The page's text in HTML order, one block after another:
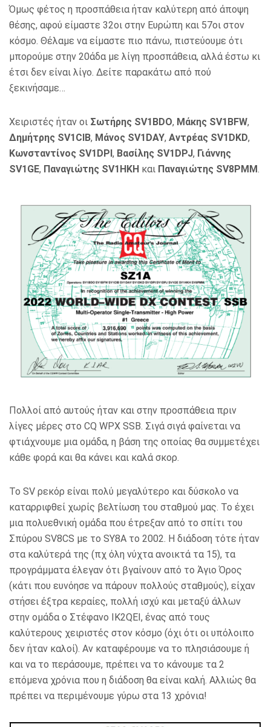
Όμως φέτος η προσπάθεια ήταν καλύτερη από άποψη
θέσης, αφού είμαστε 32οι στην Ευρώπη και 57οι στον
κόσμο. Θέλαμε να είμαστε πιο πάνω, πιστεύουμε ότι
μπορούμε στην 20άδα με λίγη προσπάθεια, αλλά έστω κι
έτσι δεν είναι λίγο. Δείτε παρακάτω από πού
ξεκινήσαμε…
Χειριστές ήταν οι Σωτήρης SV1BDO, Μάκης SV1BFW,
Δημήτρης SV1CIB, Μάνος SV1DAY, Αντρέας SV1DKD,
Κωνσταντίνος SV1DPI, Βασίλης SV1DPJ, Γιάννης
SV1GE, Παναγιώτης SV1HKH και Παναγιώτης SV8PMM.
Πολλοί από αυτούς ήταν και στην προσπάθεια πριν
λίγες μέρες στο CQ WPX SSB. Σιγά σιγά φαίνεται να
φτιάχνουμε μια ομάδα, η βάση της οποίας θα συμμετέχει
κάθε φορά και θα κάνει και καλά σκορ.
Το SV ρεκόρ είναι πολύ μεγαλύτερο και δύσκολο να
καταρριφθεί χωρίς βελτίωση του σταθμού μας. Το έχει
μια πολυεθνική ομάδα που έτρεξαν από το σπίτι του
Σπύρου SV8CS με το SY8A το 2002. Η διάδοση τότε ήταν
στα καλύτερά της (πχ όλη νύχτα ανοικτά τα 15), τα
προγράμματα έλεγαν ότι βγαίνουν από το Άγιο Όρος
(κάτι που ευνόησε να πάρουν πολλούς σταθμούς), είχαν
στήσει έξτρα κεραίες, πολλή ισχύ και μεταξύ άλλων
στην ομάδα ο Στέφανο IK2QEI, ένας από τους
καλύτερους χειριστές στον κόσμο (όχι ότι οι υπόλοιπο
δεν ήταν καλοί). Αν καταφέρουμε να το πλησιάσουμε ή
και να το περάσουμε, πρέπει να το κάνουμε τα 2
επόμενα χρόνια που η διάδοση θα είναι καλή. Αλλιώς θα
πρέπει να περιμένουμε γύρω στα 13 χρόνια!